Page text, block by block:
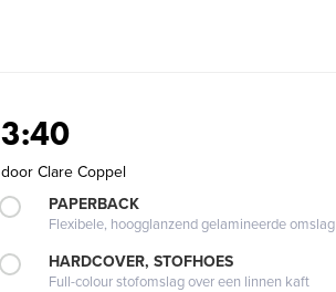
3:40
door Clare Coppel
PAPERBACK
Flexibele, hoogglanzend gelamineerde omslag
HARDCOVER, STOFHOES
Full-colour stofomslag over een linnen kaft